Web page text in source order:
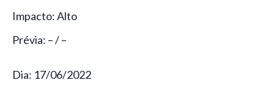
Impacto: Alto
Prévia: – / –
Dia: 17/06/2022